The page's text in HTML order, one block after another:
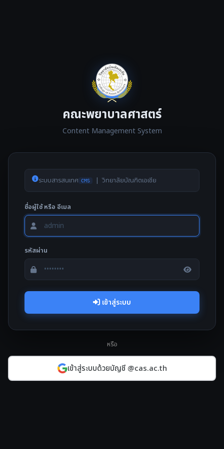
คณะพยาบาลศาสตร์
Content Management System
ระบบสารสนเทศ CMS | วิทยาลัยบัณฑิตเอเซีย
ชื่อผู้ใช้ หรือ อีเมล
รหัสผ่าน
เข้าสู่ระบบ
หรือ
เข้าสู่ระบบด้วยบัญชี @cas.ac.th